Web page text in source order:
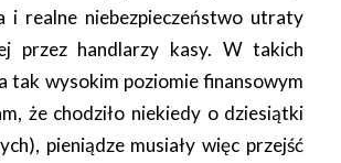
i realne niebezpieczeństwo utraty
przez handlarzy kasy. W takich
tak wysokim poziomie finansowym
że chodziło niekiedy o dziesiątki
pieniądze musiały więc przejść